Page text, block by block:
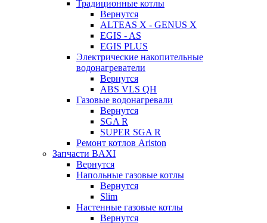
Традиционные котлы
Вернутся
ALTEAS X - GENUS X
EGIS - AS
EGIS PLUS
Электрические накопительные
водонагреватели
Вернутся
ABS VLS QH
Газовые водонагревали
Вернутся
SGA R
SUPER SGA R
Ремонт котлов Ariston
Запчасти BAXI
Вернутся
Напольные газовые котлы
Вернутся
Slim
Настенные газовые котлы
Вернутся